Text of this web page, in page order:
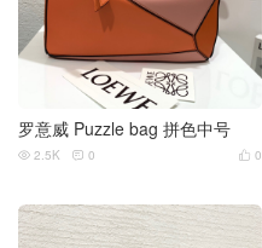
罗意威 Puzzle bag 拼色中号
 0
 2.5K  0